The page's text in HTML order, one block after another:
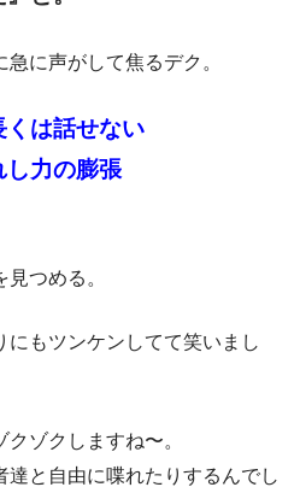
に声がして焦るデク。
は話せない
し力の膨張
つめる。
もツンケンしてて笑いまし
ゾクしますね〜。
達と自由に喋れたりするんでし